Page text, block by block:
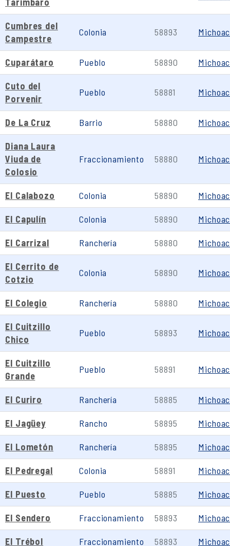
Cumbres del
Campestre
Colonia 58893
Cuparátaro Pueblo 58890
Cuto del
Porvenir
Pueblo 58881
De La Cruz Barrio 58880
Diana Laura
Viuda de
Colosio
Fraccionamiento 58880
El Calabozo Colonia 58890
El Capulín Colonia 58890
El Carrizal Ranchería 58880
El Cerrito de
Cotzio
Colonia 58890
El Colegio Ranchería 58880
El Cuitzillo
Chico
Pueblo 58893
El Cuitzillo
Grande
Pueblo 58891
El Curiro Ranchería 58885
El Jagüey Rancho 58895
El Lometón Ranchería 58895
El Pedregal Colonia 58891
El Puesto Pueblo 58885
El Sendero Fraccionamiento 58893
El Trébol Fraccionamiento 58893